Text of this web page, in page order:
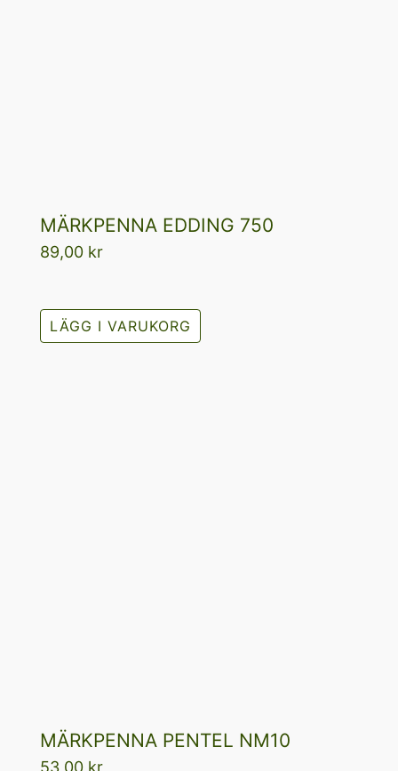
MÄRKPENNA EDDING 750
89,00 kr
LÄGG I VARUKORG
MÄRKPENNA PENTEL NM10
53,00 kr